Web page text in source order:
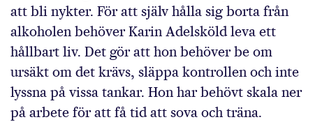
att bli nykter. För att själv hålla sig borta från
alkoholen behöver Karin Adelsköld leva ett
hållbart liv. Det gör att hon behöver be om
ursäkt om det krävs, släppa kontrollen och inte
lyssna på vissa tankar. Hon har behövt skala ner
på arbete för att få tid att sova och träna.